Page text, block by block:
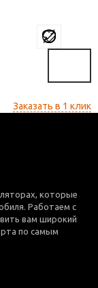
Заказать в 1 клик
которые
Работаем с
вам широкий
по самым